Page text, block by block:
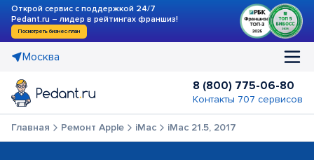
Открой сервис с поддержкой 24/7
Pedant.ru – лидер в рейтингах франшиз!
Посмотреть бизнес-план
Москва
8 (800) 775-06-80
Контакты 707 сервисов
Главная Ремонт Apple iMac iMac 21.5, 2017